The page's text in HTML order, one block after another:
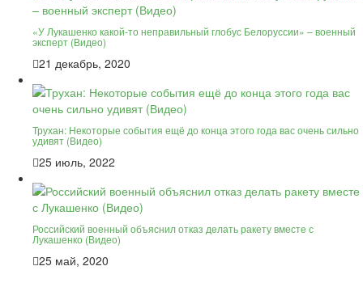
«У Лукашенко какой-то неправильный глобус Белоруссии» – военный
эксперт (Видео)
21 декабрь, 2020
Трухан: Некоторые события ещё до конца этого года вас очень сильно
удивят (Видео)
25 июль, 2022
Российский военный объяснил отказ делать ракету вместе с
Лукашенко (Видео)
25 май, 2020